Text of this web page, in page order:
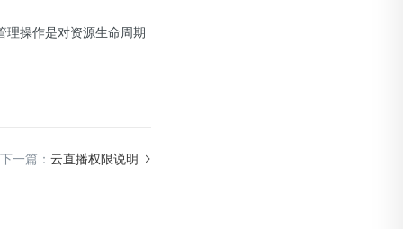
理操作是对资源生命周期
下一篇： 云直播权限说明